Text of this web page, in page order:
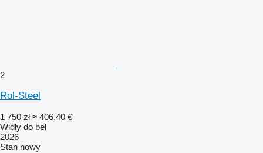
2
Rol-Steel
1 750 zł ≈ 406,40 €
Widły do bel
2026
Stan nowy